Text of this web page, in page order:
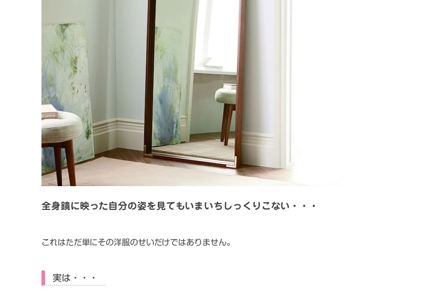
全身鏡に映った自分の姿を見てもいまいちしっくりこない・・・
これはただ単にその洋服のせいだけではありません。
実は・・・